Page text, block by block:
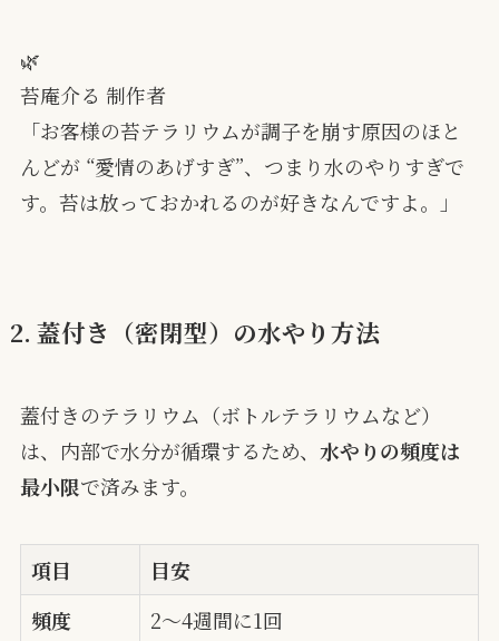
🌿
苔庵介る 制作者
「お客様の苔テラリウムが調子を崩す原因のほと
んどが “愛情のあげすぎ”、つまり水のやりすぎで
す。苔は放っておかれるのが好きなんですよ。」
2. 蓋付き（密閉型）の水やり方法
蓋付きのテラリウム（ボトルテラリウムなど）
は、内部で水分が循環するため、 水やりの頻度は
最小限で済みます。
項目
目安
頻度
2〜4週間に1回